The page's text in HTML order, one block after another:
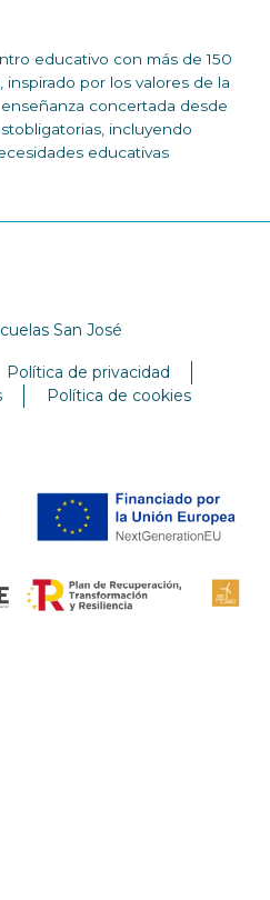
educativo con más de 150
inspirado por los valores de la
concertada desde
incluyendo
educativas
San José
Política de privacidad
Política de cookies